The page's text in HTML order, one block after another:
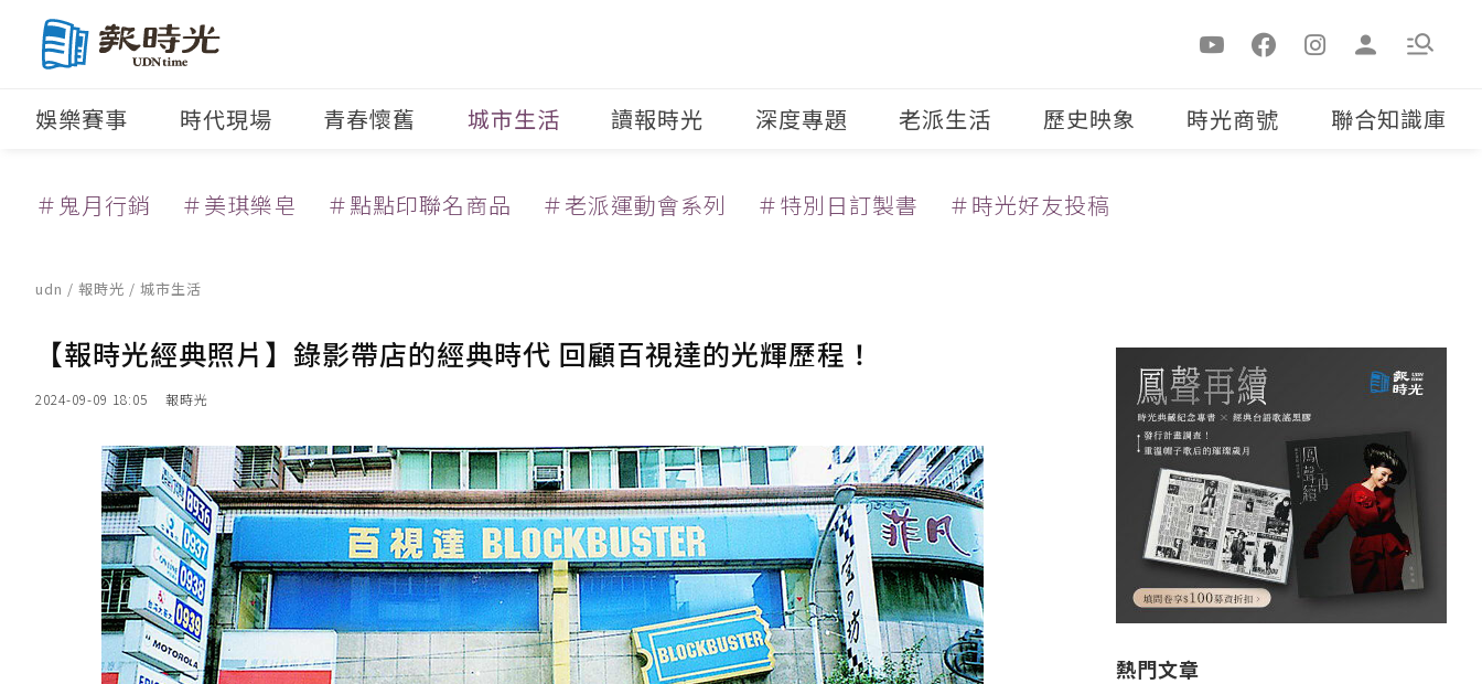
娛樂賽事 時代現場 青春懷舊 城市生活 讀報時光 深度專題 老派生活 歷史映象 時光商號 聯合知識庫
＃鬼月行銷 ＃美琪樂皂 ＃點點印聯名商品 ＃老派運動會系列 ＃特別日訂製書 ＃時光好友投稿
udn / 報時光 / 城市生活
【報時光經典照片】錄影帶店的經典時代 回顧百視達的光輝歷程！
2024-09-09 18:05 報時光
熱門文章